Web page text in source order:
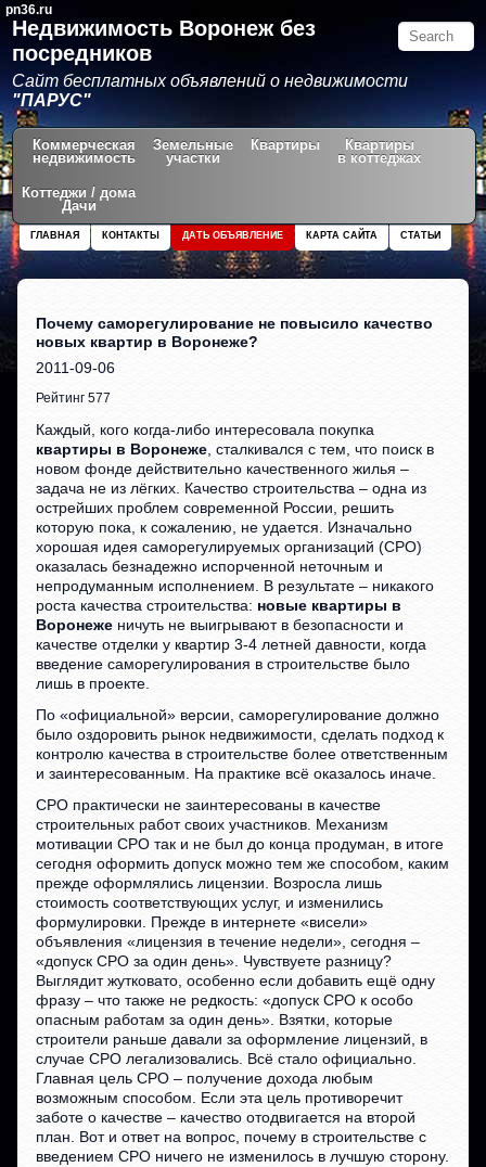
pn36.ru
Недвижимость Воронеж без
посредников
Сайт бесплатных объявлений о недвижимости
"ПАРУС"
Коммерческая
недвижимость
Земельные
участки
Квартиры
Квартиры
в коттеджах
Коттеджи / дома
Дачи
СТАТЬИ
КАРТА САЙТА
ДАТЬ ОБЪЯВЛЕНИЕ
КОНТАКТЫ
ГЛАВНАЯ
Почему саморегулирование не повысило качество
новых квартир в Воронеже?
2011-09-06
Рейтинг 577
Каждый, кого когда-либо интересовала покупка
квартиры в Воронеже , сталкивался с тем, что поиск в
новом фонде действительно качественного жилья –
задача не из лёгких. Качество строительства – одна из
острейших проблем современной России, решить
которую пока, к сожалению, не удается. Изначально
хорошая идея саморегулируемых организаций (СРО)
оказалась безнадежно испорченной неточным и
непродуманным исполнением. В результате – никакого
роста качества строительства: новые квартиры в
Воронеже ничуть не выигрывают в безопасности и
качестве отделки у квартир 3-4 летней давности, когда
введение саморегулирования в строительстве было
лишь в проекте.
По «официальной» версии, саморегулирование должно
было оздоровить рынок недвижимости, сделать подход к
контролю качества в строительстве более ответственным
и заинтересованным. На практике всё оказалось иначе.
СРО практически не заинтересованы в качестве
строительных работ своих участников. Механизм
мотивации СРО так и не был до конца продуман, в итоге
сегодня оформить допуск можно тем же способом, каким
прежде оформлялись лицензии. Возросла лишь
стоимость соответствующих услуг, и изменились
формулировки. Прежде в интернете «висели»
объявления «лицензия в течение недели», сегодня –
«допуск СРО за один день». Чувствуете разницу?
Выглядит жутковато, особенно если добавить ещё одну
фразу – что также не редкость: «допуск СРО к особо
опасным работам за один день». Взятки, которые
строители раньше давали за оформление лицензий, в
случае СРО легализовались. Всё стало официально.
Главная цель СРО – получение дохода любым
возможным способом. Если эта цель противоречит
заботе о качестве – качество отодвигается на второй
план. Вот и ответ на вопрос, почему в строительстве с
введением СРО ничего не изменилось в лучшую сторону.